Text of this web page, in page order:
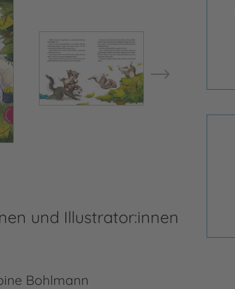
und Illustrator:innen
Bohlmann